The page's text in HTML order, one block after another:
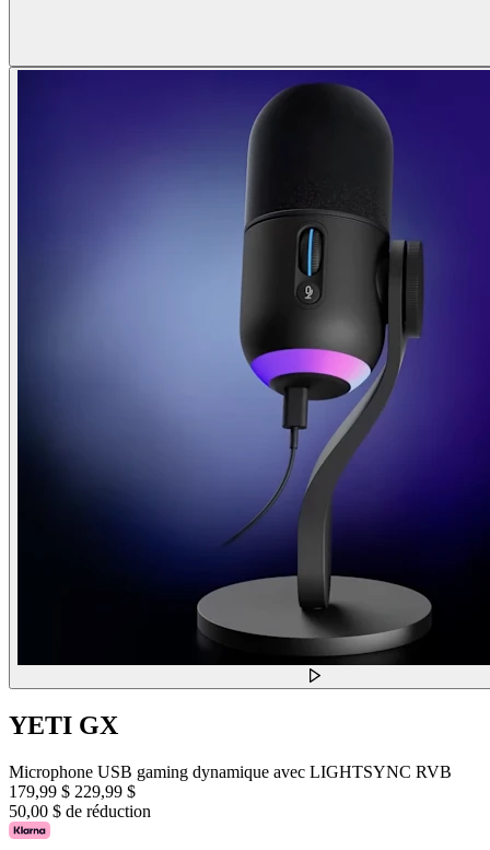
YETI GX
Microphone USB gaming dynamique avec LIGHTSYNC RVB
179,99 $ 229,99 $
50,00 $ de réduction